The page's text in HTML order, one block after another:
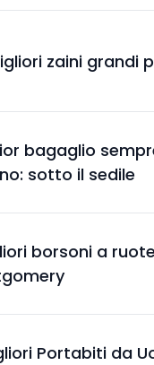
zaini grandi
bagaglio
sotto il sedile
borsoni a
Portabiti da